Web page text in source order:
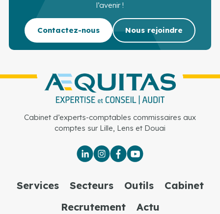
l’avenir !
Contactez-nous Nous rejoindre
Cabinet d’experts-comptables commissaires aux
comptes sur Lille, Lens et Douai
Services Secteurs Outils
Cabinet
Recrutement
Actu